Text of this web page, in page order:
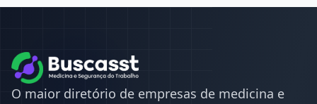
O maior diretório de empresas de medicina e